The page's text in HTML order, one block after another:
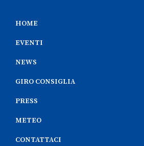
HOME
EVENTI
NEWS
GIRO CONSIGLIA
PRESS
METEO
CONTATTACI